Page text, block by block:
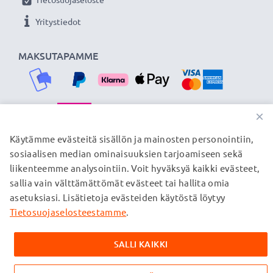
★3 vuoden takuu
Olemme vuonna 2004 perustettu kansainvälinen
siksi tarjoamme 36 kuukauden takuun!
MAKSUTAPAMME
Yritystiedot
TOIMITUSKUMPPANIMME
© subtel.fi 2026
Kaikki hinnat sisältävät arvonlisäveron, mutta ei
toimituskuluja. Kaikki sivuillamme mainitut tavaramerkit ovat
verkkosivuillamme ainoastaan tuotteitamme koskevan
×
Käytämme evästeitä sisällön ja mainosten personointiin,
sosiaalisen median ominaisuuksien tarjoamiseen sekä
liikenteemme analysointiin. Voit hyväksyä kaikki evästeet,
sallia vain välttämättömät evästeet tai hallita omia
asetuksiasi. Lisätietoja evästeiden käytöstä löytyy
Tietosuojaselosteestamme.
SALLI KAIKKI